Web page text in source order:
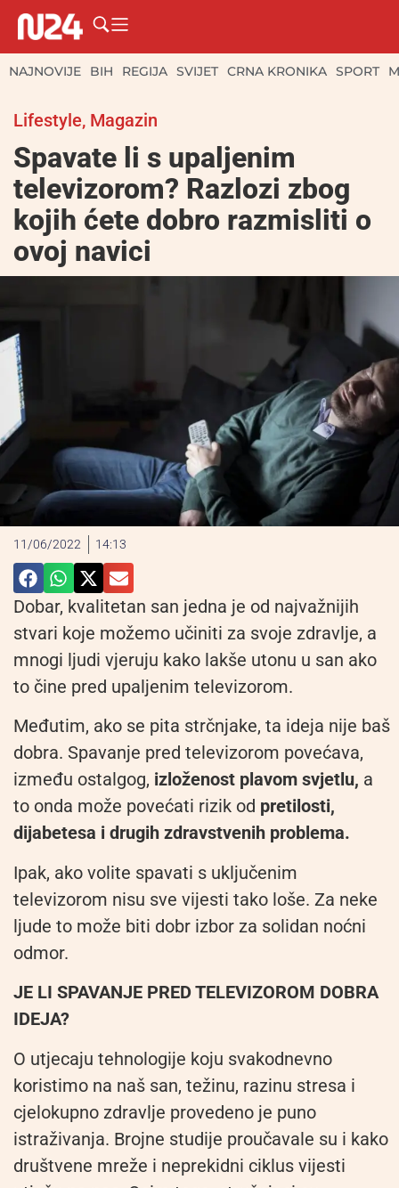
NAJNOVIJE BIH REGIJA SVIJET CRNA KRONIKA SPORT
Lifestyle, Magazin
Spavate li s upaljenim
televizorom? Razlozi zbog
kojih ćete dobro razmisliti o
ovoj navici
11/06/2022 14:13
Dobar, kvalitetan san jedna je od najvažnijih
stvari koje možemo učiniti za svoje zdravlje, a
mnogi ljudi vjeruju kako lakše utonu u san ako
to čine pred upaljenim televizorom.
Međutim, ako se pita strčnjake, ta ideja nije baš
dobra. Spavanje pred televizorom povećava,
između ostalgog, izloženost plavom svjetlu, a
to onda može povećati rizik od pretilosti,
dijabetesa i drugih zdravstvenih problema.
Ipak, ako volite spavati s uključenim
televizorom nisu sve vijesti tako loše. Za neke
ljude to može biti dobr izbor za solidan noćni
odmor.
JE LI SPAVANJE PRED TELEVIZOROM DOBRA
IDEJA?
O utjecaju tehnologije koju svakodnevno
koristimo na naš san, težinu, razinu stresa i
cjelokupno zdravlje provedeno je puno
istraživanja. Brojne studije proučavale su i kako
društvene mreže i neprekidni ciklus vijesti